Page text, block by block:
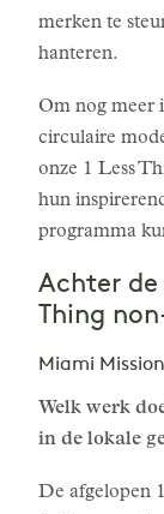
merken te
hanteren.
Om nog meer
circulaire
onze 1 Less
hun
programma
Achter de
Thing
Miami Mission
Welk werk
in de lokale
De afgelopen